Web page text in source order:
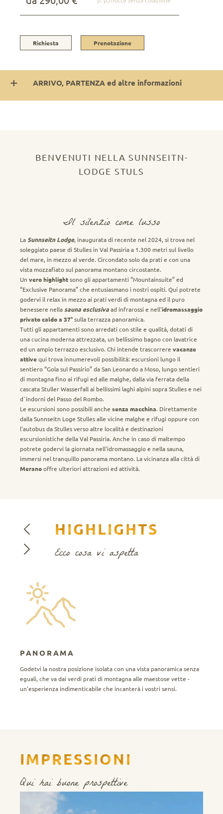
Richiesta Prenotazione
ARRIVO, PARTENZA ed altre informazioni
BENVENUTI NELLA SUNNSEITN-
LODGE STULS
Il silenzio come lusso
La Sunnseitn Lodge, inaugurata di recente nel 2024, si trova nel
soleggiato paese di Stulles in Val Passiria a 1.300 metri sul livello
del mare, in mezzo al verde. Circondato solo da prati e con una
vista mozzafiato sul panorama montano circostante.
Un vero highlightsono gli appartamenti “Mountainsuite” ed
“Exclusive Panorama” che entusiasmano i nostri ospiti. Qui potrete
godervi il relax in mezzo ai prati verdi di montagna ed il puro
benessere nella sauna esclusivaad infrarossi e nell'idromassaggio
privato caldo a 37°sulla terrazza panoramica.
Tutti gli appartamenti sono arredati con stile e qualità, dotati di
una cucina moderna attrezzata, un bellissimo bagno con lavatrice
ed un ampio terrazzo esclusivo. Chi intende trascorrere vacanze
attivequi trova innumerevoli possibilità: escursioni lungo il
sentiero “Gola sul Passirio” da San Leonardo a Moso, lungo sentieri
di montagna fino ai rifugi ed alle malghe, dalla via ferrata della
cascata Stuller Wasserfall ai bellissimi laghi alpini sopra Stulles e nei
d´indorni del Passo del Rombo.
Le escursioni sono possibili anche senza macchina. Direttamente
dalla Sunnseitn Loge Stulles alle vicine malghe e rifugi oppure con
l'autobus da Stulles verso altre località e destinazioni
escursionistiche della Val Passiria. Anche in caso di maltempo
potrete godervi la giornata nell'idromassaggio e nella sauna,
immersi nel tranquillo panorama montano. La vicinanza alla città di
Meranooffre ulteriori attrazioni ed attività.
HIGHLIGHTS
Ecco cosa vi aspetta
PANORAMA
Godetvi la nostra posizione isolata con una vista panoramica senza
eguali, che va dai verdi prati di montagna alle maestose vette -
un'esperienza indimenticabile che incanterà i vostri sensi.
IMPRESSIONI
Qui hai buone prospettive